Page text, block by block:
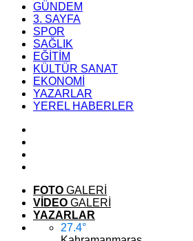
GÜNDEM
3. SAYFA
SPOR
SAĞLIK
EĞİTİM
KÜLTÜR SANAT
EKONOMİ
YAZARLAR
YEREL HABERLER
FOTO GALERİ
VİDEO GALERİ
YAZARLAR
27.4°